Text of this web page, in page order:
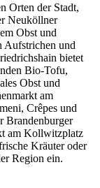
Orten der Stadt,
Neuköllner
Obst und
Aufstrichen und
bietet
Bio-Tofu,
Obst und
am
Crêpes und
Brandenburger
am Kollwitzplatz
Kräuter oder
Region ein.